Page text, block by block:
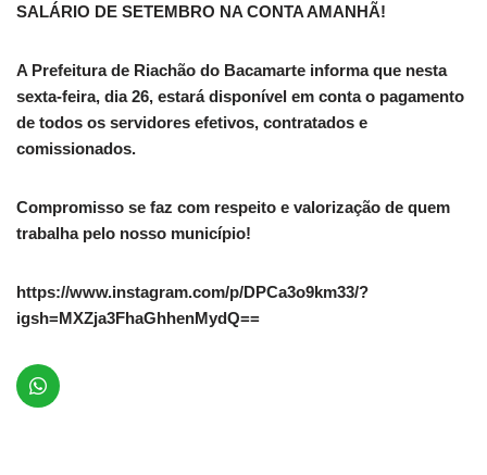
SALÁRIO DE SETEMBRO NA CONTA AMANHÃ!
A Prefeitura de Riachão do Bacamarte informa que nesta
sexta-feira, dia 26, estará disponível em conta o pagamento
de todos os servidores efetivos, contratados e
comissionados.
Compromisso se faz com respeito e valorização de quem
trabalha pelo nosso município!
https://www.instagram.com/p/DPCa3o9km33/?
igsh=MXZja3FhaGhhenMydQ==